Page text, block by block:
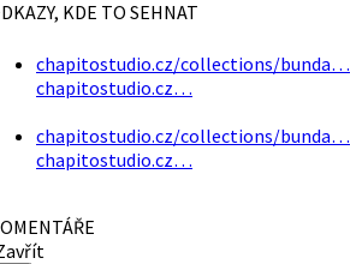
KDE TO SEHNAT
chapitostudio.cz/collections/bunda…
chapitostudio.cz…
chapitostudio.cz/collections/bunda…
chapitostudio.cz…